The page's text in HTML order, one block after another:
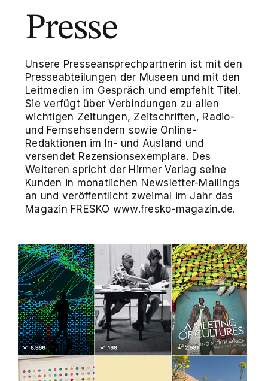
Presse
Unsere Presseansprechpartnerin ist mit den
Presseabteilungen der Museen und mit den
Leitmedien im Gespräch und empfehlt Titel.
Sie verfügt über Verbindungen zu allen
wichtigen Zeitungen, Zeitschriften, Radio-
und Fernsehsendern sowie Online-
Redaktionen im In- und Ausland und
versendet Rezensionsexemplare. Des
Weiteren spricht der Hirmer Verlag seine
Kunden in monatlichen Newsletter-Mailings
an und veröffentlicht zweimal im Jahr das
Magazin FRESKO www.fresko-magazin.de.